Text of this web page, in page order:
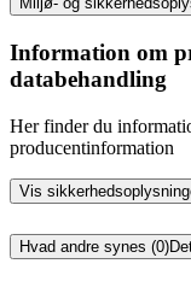
Information om
databehandling
Her finder du
producentinformation
Vis
Hvad andre synes (0)